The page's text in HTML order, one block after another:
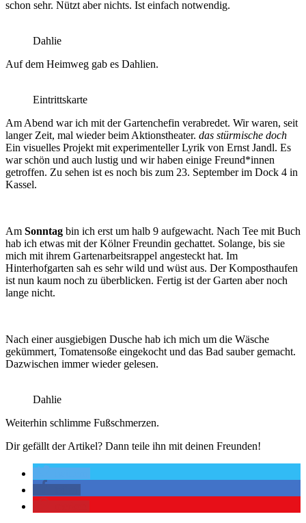
schon sehr. Nützt aber nichts. Ist einfach notwendig.
Dahlie
Auf dem Heimweg gab es Dahlien.
Eintrittskarte
Am Abend war ich mit der Gartenchefin verabredet. Wir waren, seit
langer Zeit, mal wieder beim Aktionstheater. das stürmische doch
Ein visuelles Projekt mit experimenteller Lyrik von Ernst Jandl. Es
war schön und auch lustig und wir haben einige Freund*innen
getroffen. Zu sehen ist es noch bis zum 23. September im Dock 4 in
Kassel.
Am Sonntag bin ich erst um halb 9 aufgewacht. Nach Tee mit Buch
hab ich etwas mit der Kölner Freundin gechattet. Solange, bis sie
mich mit ihrem Gartenarbeitsrappel angesteckt hat. Im
Hinterhofgarten sah es sehr wild und wüst aus. Der Komposthaufen
ist nun kaum noch zu überblicken. Fertig ist der Garten aber noch
lange nicht.
Nach einer ausgiebigen Dusche hab ich mich um die Wäsche
gekümmert, Tomatensoße eingekocht und das Bad sauber gemacht.
Dazwischen immer wieder gelesen.
Dahlie
Weiterhin schlimme Fußschmerzen.
Dir gefällt der Artikel? Dann teile ihn mit deinen Freunden!